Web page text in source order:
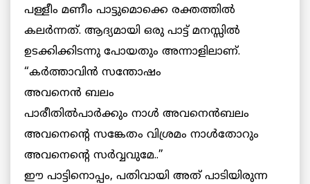
പള്ളീം മണീം പാട്ടുമൊക്കെ രക്തത്തില്‍
കലര്‍ന്നത്. ആദ്യമായി ഒരു പാട്ട് മനസ്സില്‍
ഉടക്കിക്കിടന്നു പോയതും അന്നാളിലാണ്.
“കര്‍ത്താവിന്‍ സന്തോഷം
അവനെന്‍ ബലം
പാരീതില്‍പാര്‍ക്കും നാള്‍ അവനെന്‍ബലം
അവനെന്റെ സങ്കേതം വിശ്രമം നാള്‍തോറും
അവനെന്റെ സര്‍വ്വവുമേ..”
ഈ പാട്ടിനൊപ്പം, പതിവായി അത് പാടിയിരുന്ന